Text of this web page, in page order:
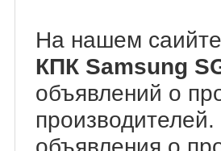
На нашем
КПК Samsung
объявлений о